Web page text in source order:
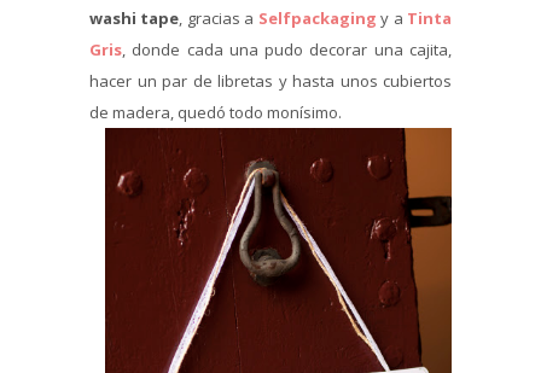
washi tape, gracias a Selfpackaging y a Tinta
Gris, donde cada una pudo decorar una cajita,
hacer un par de libretas y hasta unos cubiertos
de madera, quedó todo monísimo.